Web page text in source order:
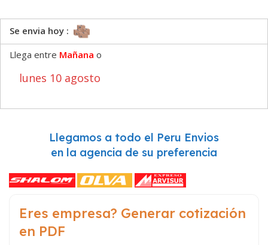
Se envia hoy :
Llega entre Mañana o
lunes 10 agosto
Llegamos a todo el Peru Envios
en la agencia de su preferencia
Eres empresa? Generar cotización
en PDF